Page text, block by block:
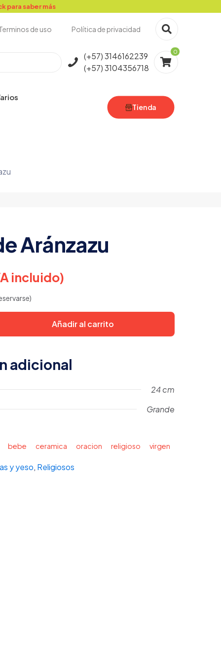
para saber más
de uso Política de privacidad
(+57) 3146162239
(+57) 3104356718
0
Tienda
Aránzazu
incluido)
Añadir al carrito
adicional
24 cm
Grande
bebe ceramica oracion religioso virgen
y yeso, Religiosos